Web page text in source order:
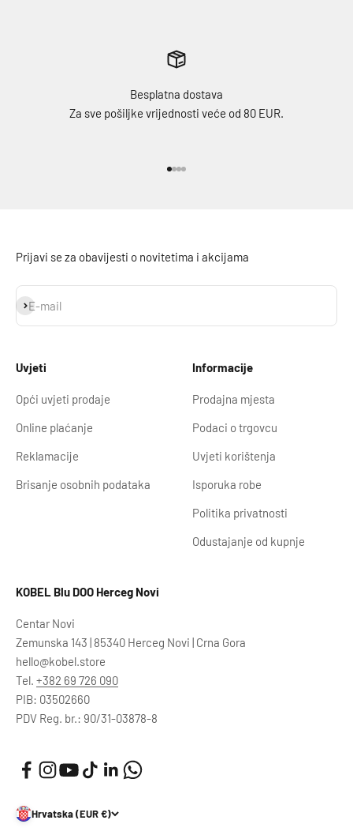
Besplatna dostava
Za sve pošiljke vrijednosti veće od 80 EUR.
Prijavi se za obavijesti o novitetima i akcijama
E-mail
Prijavi se
Uvjeti
Opći uvjeti prodaje
Online plaćanje
Reklamacije
Brisanje osobnih podataka
Informacije
Prodajna mjesta
Podaci o trgovcu
Uvjeti korištenja
Isporuka robe
Politika privatnosti
Odustajanje od kupnje
KOBEL Blu DOO Herceg Novi
Centar Novi
Zemunska 143 | 85340 Herceg Novi | Crna Gora
hello@kobel.store
Tel. +382 69 726 090
PIB: 03502660
PDV Reg. br.: 90/31-03878-8
Hrvatska (EUR €)